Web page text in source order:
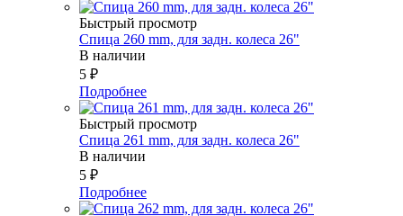
Быстрый просмотр
Спица 260 mm, для задн. колеса 26"
В наличии
5 ₽
Подробнее
Быстрый просмотр
Спица 261 mm, для задн. колеса 26"
В наличии
5 ₽
Подробнее